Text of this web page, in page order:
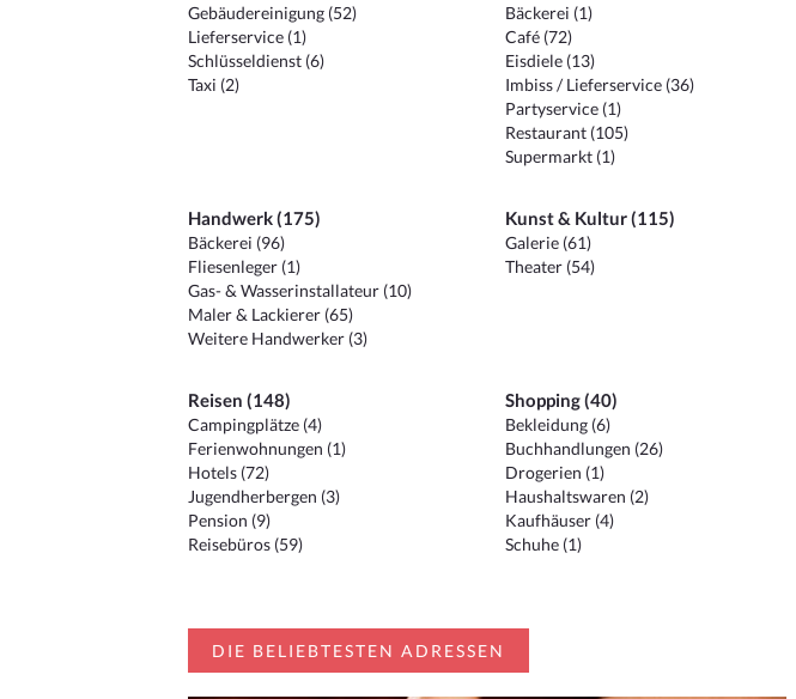
Gebäudereinigung (52)
Lieferservice (1)
Schlüsseldienst (6)
Taxi (2)
Bäckerei (1)
Café (72)
Eisdiele (13)
Imbiss / Lieferservice (36)
Partyservice (1)
Restaurant (105)
Supermarkt (1)
Handwerk (175)
Bäckerei (96)
Fliesenleger (1)
Gas- & Wasserinstallateur (10)
Maler & Lackierer (65)
Weitere Handwerker (3)
Kunst & Kultur (115)
Galerie (61)
Theater (54)
Reisen (148)
Campingplätze (4)
Ferienwohnungen (1)
Hotels (72)
Jugendherbergen (3)
Pension (9)
Reisebüros (59)
Shopping (40)
Bekleidung (6)
Buchhandlungen (26)
Drogerien (1)
Haushaltswaren (2)
Kaufhäuser (4)
Schuhe (1)
DIE BELIEBTESTEN ADRESSEN